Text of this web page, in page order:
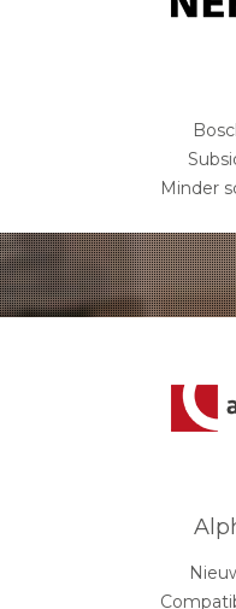
Minder